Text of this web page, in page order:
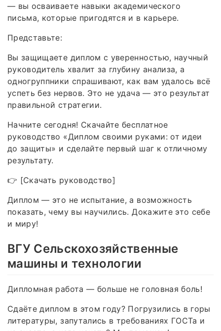
— вы осваиваете навыки академического
письма, которые пригодятся и в карьере.
Представьте:
Вы защищаете диплом с уверенностью, научный
руководитель хвалит за глубину анализа, а
одногруппники спрашивают, как вам удалось всё
успеть без нервов. Это не удача — это результат
правильной стратегии.
Начните сегодня! Скачайте бесплатное
руководство «Диплом своими руками: от идеи
до защиты» и сделайте первый шаг к отличному
результату.
👉 [Скачать руководство]
Диплом — это не испытание, а возможность
показать, чему вы научились. Докажите это себе
и миру!
ВГУ Сельскохозяйственные
машины и технологии
Дипломная работа — больше не головная боль!
Сдаёте диплом в этом году? Погрузились в горы
литературы, запутались в требованиях ГОСТа и